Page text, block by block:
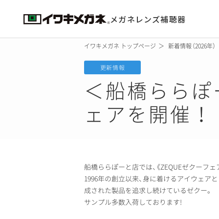
メガネ レンズ補聴器
イワキメガネ トップページ 新着情報（2026年）
更新情報
＜船橋らら
ェアを開催！
船橋ららぽーと店では、
《ZEQUEゼクーフェ
1996年の創立以来、身に着けるアイウェア
成された製品を追求し続けているゼクー。
サンプル多数入荷しております!